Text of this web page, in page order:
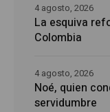
La esquiva
Colombia
4 agosto, 2026
Noé, quien
servidumbre
4 agosto, 2026